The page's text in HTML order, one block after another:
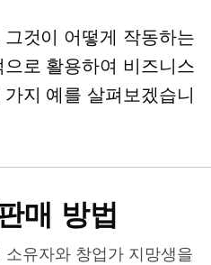
것이 어떻게 작동하는
로 활용하여 비즈니스
지 예를 살펴보겠습니
매 방법
소유자와 창업가 지망생을